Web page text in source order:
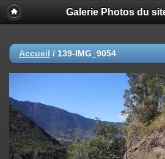
Galerie Photos du
Accueil / 139-IMG_9054